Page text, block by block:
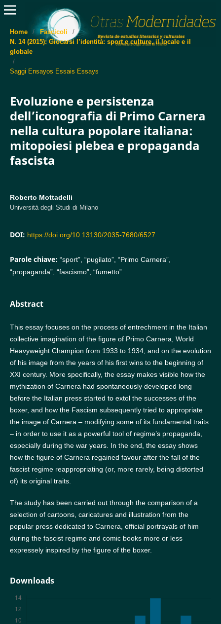
Home / Fascicoli
/
N. 14 (2015): Giocarsi l’identità: sport e culture, il locale e il
globale
/
Saggi Ensayos Essais Essays
Evoluzione e persistenza
dell’iconografia di Primo Carnera
nella cultura popolare italiana:
mitopoiesi plebea e propaganda
fascista
Roberto Mottadelli
Università degli Studi di Milano
DOI: https://doi.org/10.13130/2035-7680/6527
Parole chiave: “sport”, “pugilato”, “Primo Carnera”,
“propaganda”, “fascismo”, “fumetto”
Abstract
This essay focuses on the process of entrechment in the Italian
collective imagination of the figure of Primo Carnera, World
Heavyweight Champion from 1933 to 1934, and on the evolution
of his image from the years of his first wins to the beginning of
XXI century. More specifically, the essay makes visible how the
mythization of Carnera had spontaneously developed long
before the Italian press started to extol the successes of the
boxer, and how the Fascism subsequently tried to appropriate
the image of Carnera – modifying some of its fundamental traits
– in order to use it as a powerful tool of regime’s propaganda,
especially during the war years. In the end, the essay shows
how the figure of Carnera regained favour after the fall of the
fascist regime reappropriating (or, more rarely, being distorted
of) its original traits.
The study has been carried out through the comparison of a
selection of cartoons, caricatures and illustration from the
popular press dedicated to Carnera, official portrayals of him
during the fascist regime and comic books more or less
expressely inspired by the figure of the boxer.
Downloads